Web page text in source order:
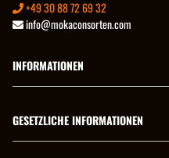
+49 30 88 72 69 32
info@mokaconsorten.com
INFORMATIONEN
GESETZLICHE INFORMATIONEN